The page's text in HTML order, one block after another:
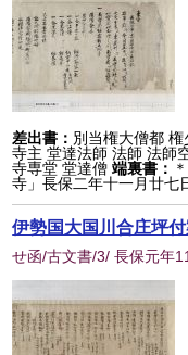
差出書： 別当権大僧都
寺主 堂達法師 法師 法師
寺専堂 堂達僧 端裏書：
寺」長保二年十一月廿七
伊勢国大国川合庄坪
せ函/古文書/3/ 長保元年